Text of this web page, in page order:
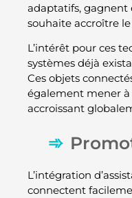
adaptatifs, gagnent
souhaite accroître
L’intérêt pour ces
systèmes déjà
Ces objets
également mener à
accroissant
L’intégration
connectent